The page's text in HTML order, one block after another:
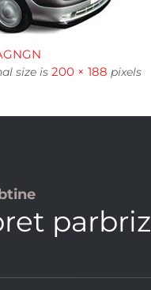
size is 200 × 188 pixels
parbriz